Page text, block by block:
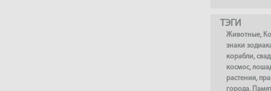
ТЭГИ
Животные,
знаки
корабли,
космос,
растения,
города,